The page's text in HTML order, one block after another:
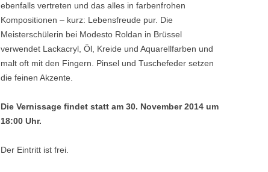
ebenfalls vertreten und das alles in farbenfrohen
Kompositionen – kurz: Lebensfreude pur. Die
Meisterschülerin bei Modesto Roldan in Brüssel
verwendet Lackacryl, Öl, Kreide und Aquarellfarben und
malt oft mit den Fingern. Pinsel und Tuschefeder setzen
die feinen Akzente.
Die Vernissage findet statt am 30. November 2014 um
18:00 Uhr.
Der Eintritt ist frei.